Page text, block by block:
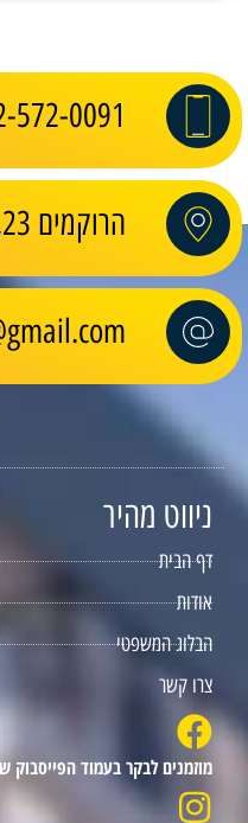
572-0091
הרוקמים 23, חולון
ניווט מהיר
דף הבית
אודות
הבלוג המשפטי
צרו קשר
מוזמנים לבקר בעמוד הפייסבוק